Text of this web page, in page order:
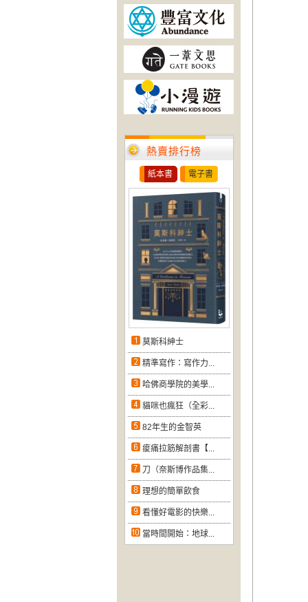
熱賣排行榜
紙本書 電子書
莫斯科紳士
精準寫作：寫作力...
哈佛商學院的美學...
貓咪也瘋狂（全彩...
82年生的金智英
痠痛拉筋解剖書【...
刀（奈斯博作品集...
理想的簡單飲食
看懂好電影的快樂...
當時間開始：地球...